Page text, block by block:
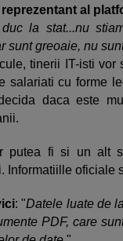
al
la stat...nu
sunt greoaie, nu
tinerii IT-isti
salariati cu forme
daca este
putea fi si un alt
Informatiille oficiale
: "Datele luate de
PDF, care